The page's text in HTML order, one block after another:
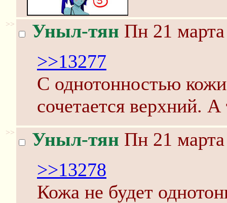
>> Уныл-тян Пн 21
>>13277
С однотонностью
сочетается верхний.
>> Уныл-тян Пн 21
>>13278
Кожа не будет